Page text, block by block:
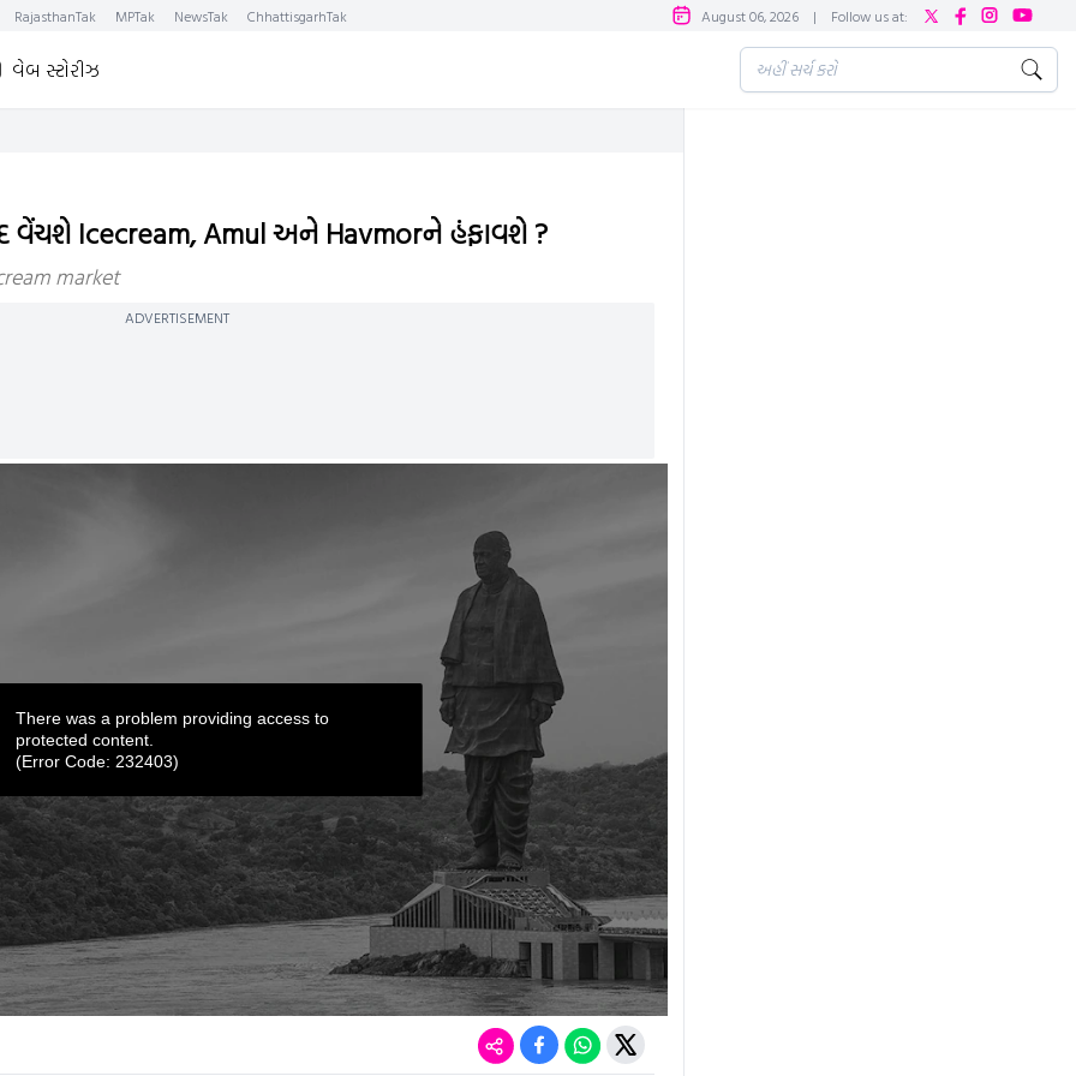
RajasthanTak MPTak NewsTak ChhattisgarhTak August 06, 2026 | Follow us at:
વેબ સ્ટોરીઝ
વેંચશે Icecream, Amul અને Havmorને હંફાવશે ?
market
ADVERTISEMENT
There was a problem providing access to
protected content.
(Error Code: 232403)